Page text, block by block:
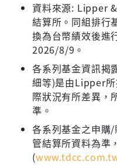
資料來源: Lipper
結算所。同組排行
換為台幣績效後進
2026/8/9。
各系列基金資訊揭
細等)是由Lipper
際狀況有所差異，
準。
各系列基金之申購
管結算所資料為準
(